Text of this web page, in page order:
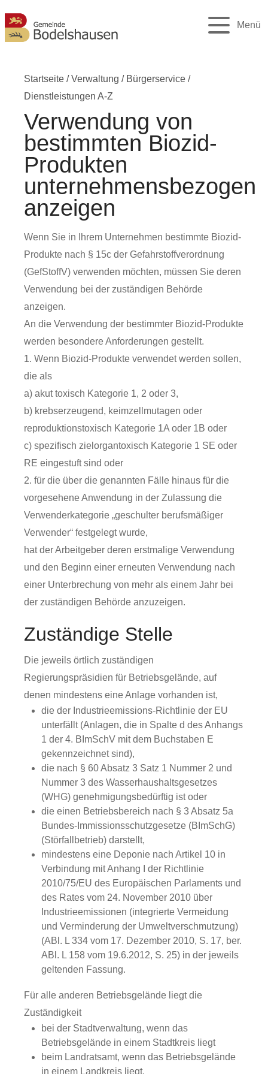
Menü
Startseite /Verwaltung / Bürgerservice /
Dienstleistungen A-Z
Verwendung von
bestimmten Biozid-
Produkten
unternehmensbezogen
anzeigen
Wenn Sie in Ihrem Unternehmen bestimmte Biozid-
Produkte nach § 15c der Gefahrstoffverordnung
(GefStoffV) verwenden möchten, müssen Sie deren
Verwendung bei der zuständigen Behörde
anzeigen.
An die Verwendung der bestimmter Biozid-Produkte
werden besondere Anforderungen gestellt.
1. Wenn Biozid-Produkte verwendet werden sollen,
die als
a) akut toxisch Kategorie 1, 2 oder 3,
b) krebserzeugend, keimzellmutagen oder
reproduktionstoxisch Kategorie 1A oder 1B oder
c) spezifisch zielorgantoxisch Kategorie 1 SE oder
RE eingestuft sind oder
2. für die über die genannten Fälle hinaus für die
vorgesehene Anwendung in der Zulassung die
Verwenderkategorie „geschulter berufsmäßiger
Verwender“ festgelegt wurde,
hat der Arbeitgeber deren erstmalige Verwendung
und den Beginn einer erneuten Verwendung nach
einer Unterbrechung von mehr als einem Jahr bei
der zuständigen Behörde anzuzeigen.
Zuständige Stelle
Die jeweils örtlich zuständigen
Regierungspräsidien für Betriebsgelände, auf
denen mindestens eine Anlage vorhanden ist,
die der Industrieemissions-Richtlinie der EU
unterfällt (Anlagen, die in Spalte d des Anhangs
1 der 4. BImSchV mit dem Buchstaben E
gekennzeichnet sind),
die nach § 60 Absatz 3 Satz 1 Nummer 2 und
Nummer 3 des Wasserhaushaltsgesetzes
(WHG) genehmigungsbedürftig ist oder
die einen Betriebsbereich nach § 3 Absatz 5a
Bundes-Immissionsschutzgesetze (BImSchG)
(Störfallbetrieb) darstellt,
mindestens eine Deponie nach Artikel 10 in
Verbindung mit Anhang I der Richtlinie
2010/75/EU des Europäischen Parlaments und
des Rates vom 24. November 2010 über
Industrieemissionen (integrierte Vermeidung
und Verminderung der Umweltverschmutzung)
(ABl. L 334 vom 17. Dezember 2010, S. 17, ber.
ABl. L 158 vom 19.6.2012, S. 25) in der jeweils
geltenden Fassung.
Für alle anderen Betriebsgelände liegt die
Zuständigkeit
bei der Stadtverwaltung, wenn das
Betriebsgelände in einem Stadtkreis liegt
beim Landratsamt, wenn das Betriebsgelände
in einem Landkreis liegt.